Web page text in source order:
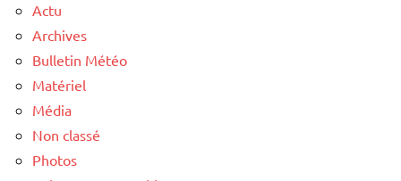
Actu
Archives
Bulletin Météo
Matériel
Média
Non classé
Photos